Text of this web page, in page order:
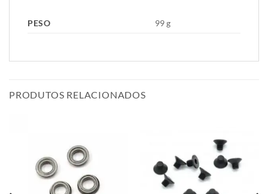
PESO 99 g
PRODUTOS RELACIONADOS